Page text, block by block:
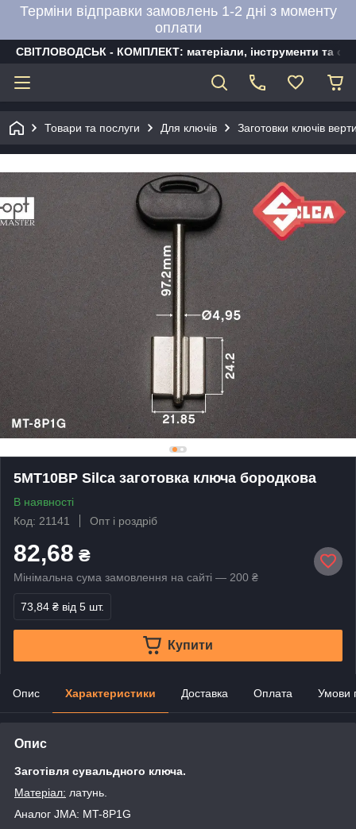
Терміни відправки замовлень 1-2 дні з моменту
оплати
СВІТЛОВОДСЬК - КОМПЛЕКТ: матеріали, інструменти та
Товари та послуги Для ключів Заготовки ключів
5MT10BP Silca заготовка ключа бородкова
В наявності
Код: 21141
Опт і роздріб
82,68 ₴
Мінімальна сума замовлення на сайті — 200 ₴
73,84 ₴ від 5 шт.
Купити
Опис Характеристики Доставка Оплата Умови
Опис
Заготівля сувальдного ключа.
Матеріал: латунь.
Аналог JMA: MT-8P1G